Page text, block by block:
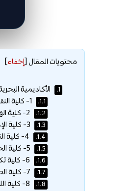
محتويات المقال[إخفاء]
1. الأكاديمية
1.1.
1.2.
1.3.
1.4.
1.5.
1.6.
1.7.
1.8.